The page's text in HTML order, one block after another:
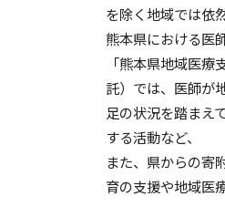
を除く地域では依
熊本県における医
「熊本県地域医
託）では、医師が
足の状況を踏まえ
する活動など、
また、県からの寄
育の支援や地域医